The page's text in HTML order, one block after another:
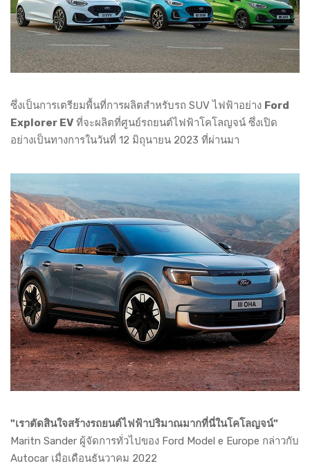
ซึ่งเป็นการเตรียมพื้นที่การผลิตสำหรับรถ SUV ไฟฟ้าอย่าง Ford
Explorer EV ที่จะผลิตที่ศูนย์รถยนต์ไฟฟ้าโคโลญจน์ ซึ่งเปิด
อย่างเป็นทางการในวันที่ 12 มิถุนายน 2023 ที่ผ่านมา
"เราตัดสินใจสร้างรถยนต์ไฟฟ้าปริมาณมากที่นี่ในโคโลญจน์"
Maritn Sander ผู้จัดการทั่วไปของ Ford Model e Europe กล่าวกับ
Autocar เมื่อเดือนธันวาคม 2022